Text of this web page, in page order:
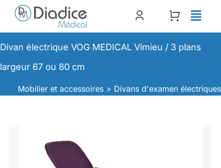
Passer
contenu
Divan électrique VOG MEDICAL Vimieu / 3 plans
largeur 67 ou 80 cm
Mobilier et accessoires > Divans d'examen électriques